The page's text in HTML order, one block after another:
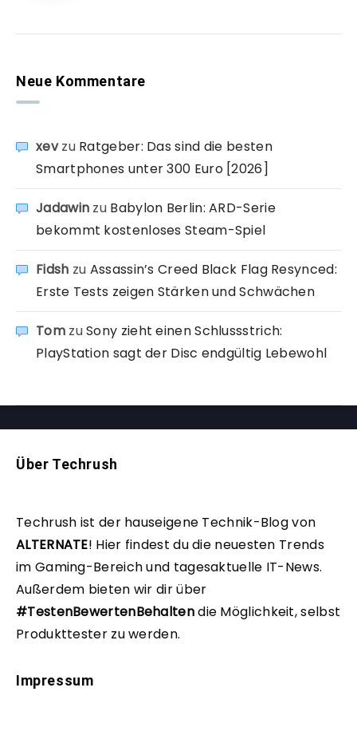
Neue Kommentare
xevzu Ratgeber: Das sind die besten
Smartphones unter 300 Euro [2026]
Jadawin zu Babylon Berlin: ARD-Serie
bekommt kostenloses Steam-Spiel
Fidsh zu Assassin’s Creed Black Flag Resynced:
Erste Tests zeigen Stärken und Schwächen
TomzuSony zieht einen Schlussstrich:
PlayStation sagt der Disc endgültig Lebewohl
Über Techrush
Techrush ist der hauseigene Technik-Blog von
ALTERNATE! Hier findest du die neuesten Trends
im Gaming-Bereich und tagesaktuelle IT-News.
Außerdem bieten wir dir über
#TestenBewertenBehaltendie Möglichkeit, selbst
Produkttester zu werden.
Impressum